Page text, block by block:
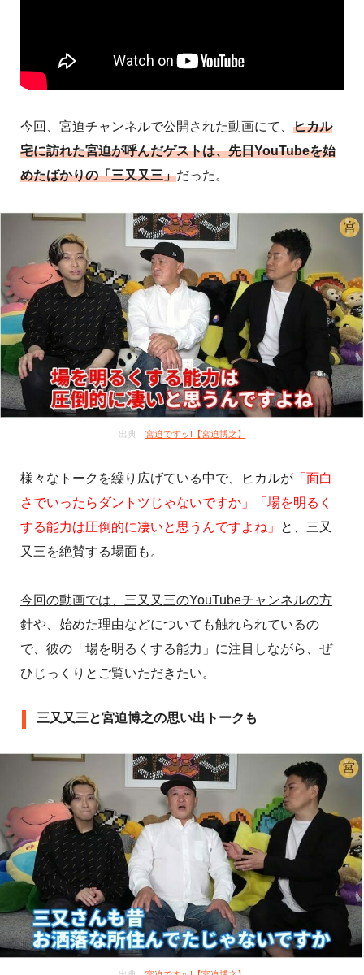
今回、宮迫チャンネルで公開された動画にて、 ヒカル
宅に訪れた宮迫が呼んだゲストは、先日YouTubeを始
めたばかりの「三又又三」だった。
出典 宮迫ですッ!【宮迫博之】
様々なトークを繰り広げている中で、ヒカルが 「面白
さでいったらダントツじゃないですか」「場を明るく
する能力は圧倒的に凄いと思うんですよね」
と、三又
又三を絶賛する場面も。
今回の動画では、三又又三のYouTubeチャンネルの方
針や、始めた理由などについても触れられているの
で、彼の「場を明るくする能力」に注目しながら、ぜ
ひじっくりとご覧いただきたい。
三又又三と宮迫博之の思い出トークも